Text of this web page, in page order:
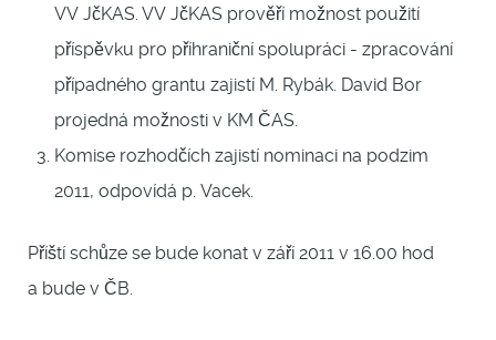
VV JčKAS. VV JčKAS prověří možnost použití
příspěvku pro příhraniční spolupráci - zpracování
případného grantu zajistí M. Rybák. David Bor
projedná možnosti v KM ČAS.
Komise rozhodčích zajistí nominaci na podzim
2011, odpovídá p. Vacek.
Příští schůze se bude konat v září 2011 v 16.00 hod
a bude v ČB.